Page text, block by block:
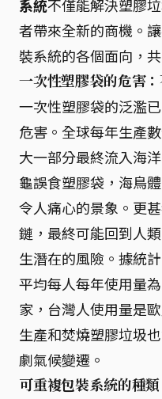
系統不僅能解決塑膠
者帶來全新的商機。
裝系統的各個面向，
一次性塑膠袋的危害
一次性塑膠袋的泛濫
危害。全球每年生產
大一部分最終流入海
龜誤食塑膠袋，海鳥
令人痛心的景象。更甚
鏈，最終可能回到人
生潛在的風險。據統
平均每人每年使用量
家，台灣人使用量是
生產和焚燒塑膠垃圾
劇氣候變遷。
可重複包裝系統的種